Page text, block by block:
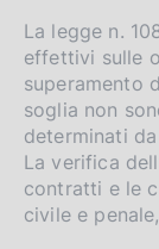
m
e
n
t
o
:
e
:
:
a
z
i
n
e
:
b
l
i
c
a
z
i
o
La legge n.
effettivi sulle
superamento
soglia non
determinati
La verifica
contratti e le
civile e